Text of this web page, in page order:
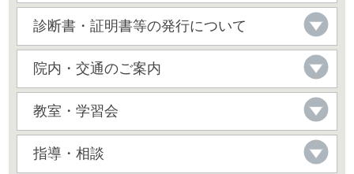
診断書・証明書等の発行について
院内・交通のご案内
教室・学習会
指導・相談